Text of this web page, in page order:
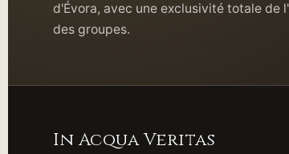
d'Évora, avec une exclusivité totale de
des groupes.
In Acqua Veritas